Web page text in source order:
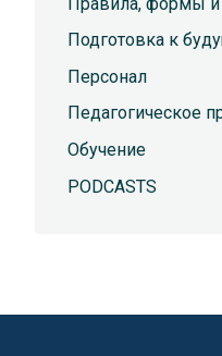
Подготовка к
Персонал
Педагогическое
Обучение
PODCASTS